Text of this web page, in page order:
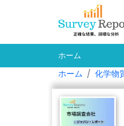
ホーム
ホーム 化学物